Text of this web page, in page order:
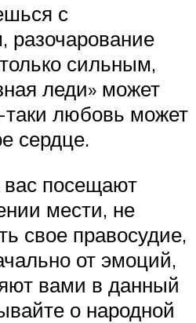
с
разочарование
сильным,
леди» может
таки любовь может
сердце.
вас посещают
мести, не
свое правосудие,
от эмоций,
вами в данный
о народной